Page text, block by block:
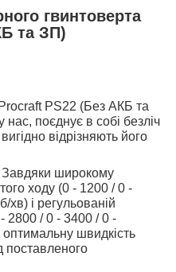
гвинтоверта
та ЗП)
PS22 (Без АКБ та
поєднує в собі безліч
відрізняють його
Завдяки широкому
ходу (0 - 1200 / 0 -
і регульованій
2800 / 0 - 3400 / 0 -
швидкість
поставленого